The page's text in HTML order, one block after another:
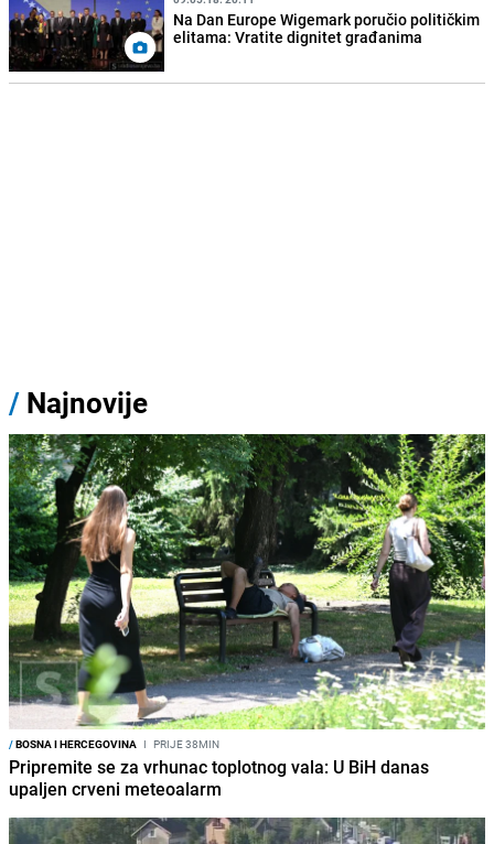
Na Dan Europe Wigemark poručio političkim
elitama: Vratite dignitet građanima
/ Najnovije
/BOSNA I HERCEGOVINA I PRIJE 38MIN
Pripremite se za vrhunac toplotnog vala: U BiH danas
upaljen crveni meteoalarm